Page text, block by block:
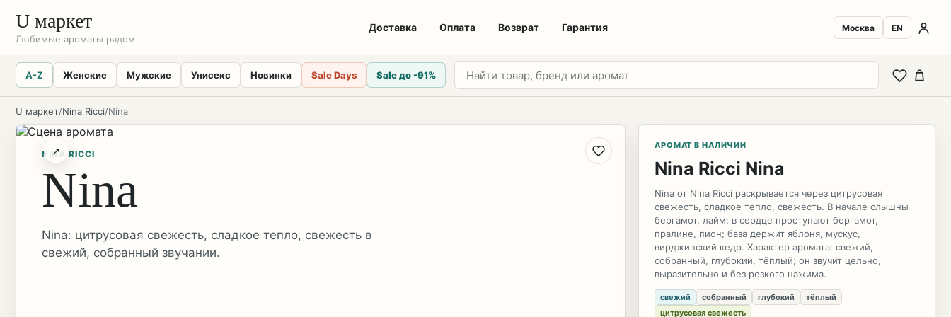
U маркет
Любимые ароматы рядом
Доставка Оплата Возврат Гарантия Москва EN
A-Z Женские Мужские Унисекс Новинки Sale Days Sale до -91%
U маркет/Nina Ricci/Nina
↗
NINA RICCI
Nina
Nina: цитрусовая свежесть, сладкое тепло, свежесть в
свежий, собранный звучании.
АРОМАТ В НАЛИЧИИ
Nina Ricci Nina
Nina от Nina Ricci раскрывается через цитрусовая
свежесть, сладкое тепло, свежесть. В начале слышны
бергамот, лайм; в сердце проступают бергамот,
пралине, пион; база держит яблоня, мускус,
вирджинский кедр. Характер аромата: свежий,
собранный, глубокий, тёплый; он звучит цельно,
выразительно и без резкого нажима.
свежий собранный глубокий
тёплый
цитрусовая свежесть